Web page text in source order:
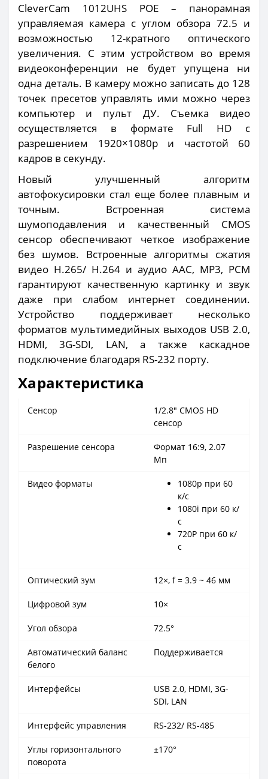
CleverCam 1012UHS POE – панорамная
управляемая камера с углом обзора 72.5 и
возможностью 12-кратного оптического
увеличения. С этим устройством во время
видеоконференции не будет упущена ни
одна деталь. В камеру можно записать до 128
точек пресетов управлять ими можно через
компьютер и пульт ДУ. Съемка видео
осуществляется в формате Full HD с
разрешением 1920×1080р и частотой 60
кадров в секунду.
Новый улучшенный алгоритм
автофокусировки стал еще более плавным и
точным. Встроенная система
шумоподавления и качественный CMOS
сенсор обеспечивают четкое изображение
без шумов. Встроенные алгоритмы сжатия
видео H.265/ H.264 и аудио AAC, MP3, PCM
гарантируют качественную картинку и звук
даже при слабом интернет соединении.
Устройство поддерживает несколько
форматов мультимедийных выходов USB 2.0,
HDMI, 3G-SDI, LAN, а также каскадное
подключение благодаря RS-232 порту.
Характеристика
Сенсор
1/2.8″ CMOS HD
сенсор
Разрешение сенсора
Формат 16:9, 2.07
Мп
Видео форматы
1080p при 60
к/с
1080i при 60 к/
с
720P при 60 к/
с
Оптический зум 12×, f = 3.9 ~ 46 мм
Цифровой зум 10×
Угол обзора 72.5°
Автоматический баланс
белого
Поддерживается
Интерфейсы
USB 2.0, HDMI, 3G-
SDI, LAN
Интерфейс управления RS-232/ RS-485
Углы горизонтального
поворота
±170°